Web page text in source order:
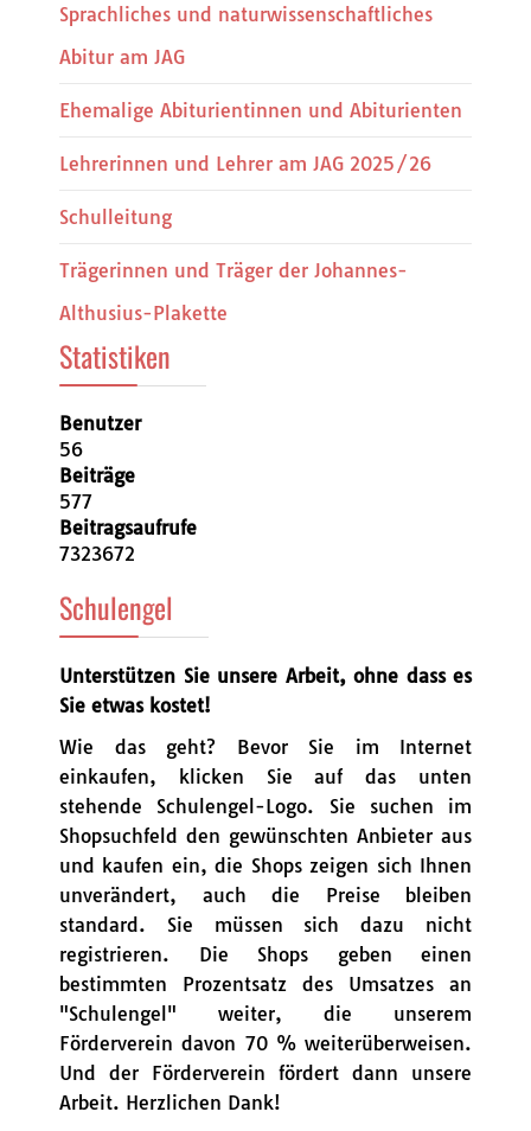
Sprachliches und naturwissenschaftliches
Abitur am JAG
Ehemalige Abiturientinnen und Abiturienten
Lehrerinnen und Lehrer am JAG 2025/26
Schulleitung
Trägerinnen und Träger der Johannes-
Althusius-Plakette
Statistiken
Benutzer
56
Beiträge
577
Beitragsaufrufe
7323672
Schulengel
Unterstützen Sie unsere Arbeit, ohne dass es
Sie etwas kostet!
Wie das geht? Bevor Sie im Internet
einkaufen, klicken Sie auf das unten
stehende Schulengel-Logo. Sie suchen im
Shopsuchfeld den gewünschten Anbieter aus
und kaufen ein, die Shops zeigen sich Ihnen
unverändert, auch die Preise bleiben
standard. Sie müssen sich dazu nicht
registrieren. Die Shops geben einen
bestimmten Prozentsatz des Umsatzes an
"Schulengel" weiter, die unserem
Förderverein davon 70 % weiterüberweisen.
Und der Förderverein fördert dann unsere
Arbeit. Herzlichen Dank!